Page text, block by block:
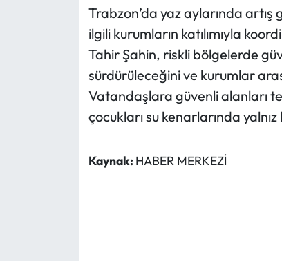
Trabzon’da yaz aylarında
ilgili kurumların katılımıyla
Tahir Şahin, riskli bölgelerde
sürdürüleceğini ve kurumlar
Vatandaşlara güvenli alanları
çocukları su kenarlarında
Kaynak: HABER MERKEZİ